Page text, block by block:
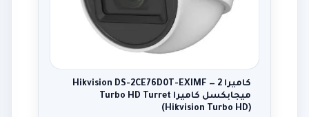
كاميرا Hikvision DS-2CE76D0T-EXIMF — 2
ميجابكسل كاميرا Turbo HD Turret
(Hikvision Turbo HD)